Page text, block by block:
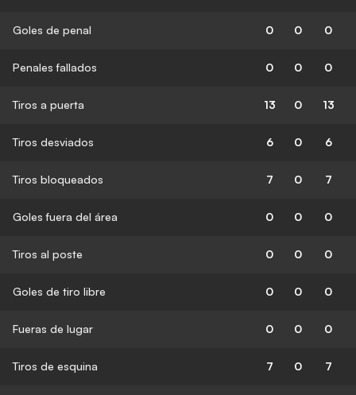
Goles de penal 0 0 0
Penales fallados 0 0 0
Tiros a puerta 13 0 13
Tiros desviados 6 0 6
Tiros bloqueados 7 0 7
Goles fuera del área 0 0 0
Tiros al poste 0 0 0
Goles de tiro libre 0 0 0
Fueras de lugar 0 0 0
Tiros de esquina 7 0 7